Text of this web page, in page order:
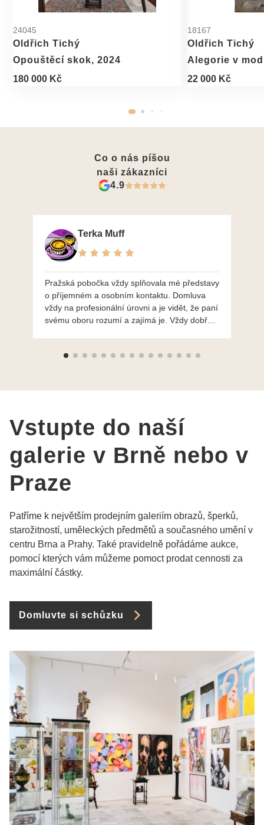
24045
Oldřich Tichý
Opouštěcí skok, 2024
180 000 Kč
18167
Oldřich Tichý
Alegorie v
22 000 Kč
Co o nás píšou
naši zákazníci
4.9
Terka Muff
Pražská pobočka vždy splňovala mé představy
o příjemném a osobním kontaktu. Domluva
vždy na profesionální úrovni a je vidět, že paní
svému oboru rozumí a zajímá je. Vždy dobře a
výběru, jak už bylo napsáno - na požádání
Vstupte do naší
galerie v Brně nebo v
Praze
Patříme k největším prodejním galeriím obrazů, šperků,
starožitností, uměleckých předmětů a současného umění v
centru Brna a Prahy. Také pravidelně pořádáme aukce,
pomocí kterých vám můžeme pomoct prodat cennosti za
maximální částky.
Domluvte si schůzku